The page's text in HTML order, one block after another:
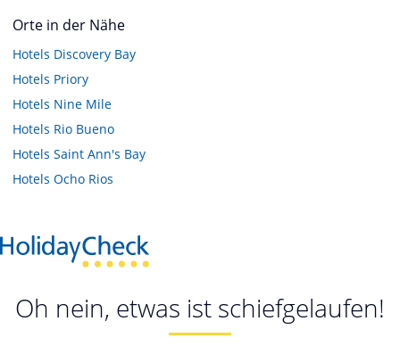
Orte in der Nähe
Hotels Discovery Bay
Hotels Priory
Hotels Nine Mile
Hotels Rio Bueno
Hotels Saint Ann's Bay
Hotels Ocho Rios
Oh nein, etwas ist schiefgelaufen!